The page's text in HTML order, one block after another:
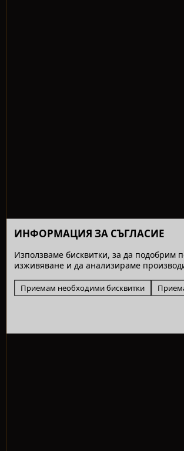
ИНФОРМАЦИЯ ЗА СЪГЛАСИЕ
Използваме бисквитки, за да подобрим
изживяване и да анализираме
Приемам необходими бисквитки